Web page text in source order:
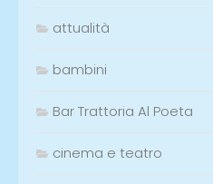
attualità
bambini
Bar Trattoria Al Poeta
cinema e teatro